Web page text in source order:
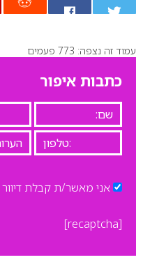
0
עמוד זה נצפה: 773 פעמים
כתבות איפור
אני מאשר/ת קבלת דיוור
[recaptcha]